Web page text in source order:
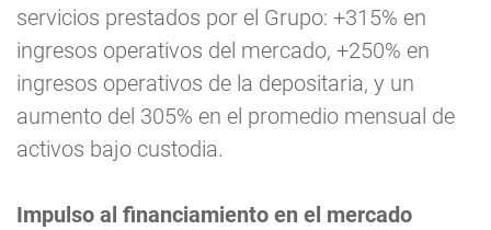
servicios prestados por el Grupo: +315% en
ingresos operativos del mercado, +250% en
ingresos operativos de la depositaria, y un
aumento del 305% en el promedio mensual de
activos bajo custodia.
Impulso al financiamiento en el mercado